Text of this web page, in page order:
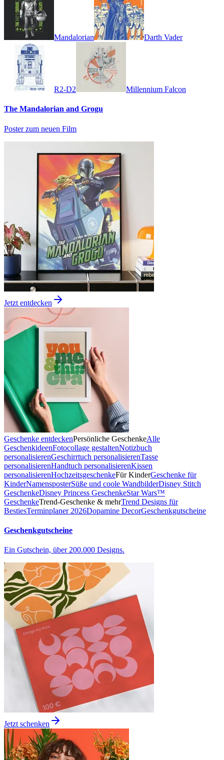
Mandalorian Darth Vader
R2-D2 Millennium Falcon
The Mandalorian and Grogu
Poster zum neuen Film
Jetzt entdecken
Geschenke entdeckenPersönliche GeschenkeAlle
GeschenkideenFotocollage gestaltenNotizbuch
personalisierenGeschirrtuch personalisierenTasse
personalisierenHandtuch personalisierenKissen
personalisierenHochzeitsgeschenkeFür KinderGeschenke für
KinderNamensposterSüße und coole WandbilderDisney Stitch
GeschenkeDisney Princess GeschenkeStar Wars™
GeschenkeTrend-Geschenke & mehrTrend Designs für
BestiesTerminplaner 2026Dopamine DecorGeschenkgutscheine
Geschenkgutscheine
Ein Gutschein, über 200.000 Designs.
Jetzt schenken